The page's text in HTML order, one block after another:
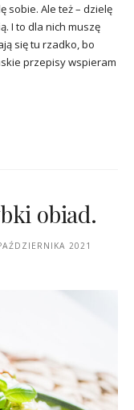
sobie. Ale też – dzielę
I to dla nich muszę
się tu rzadko, bo
przepisy wspieram
obiad.
2021